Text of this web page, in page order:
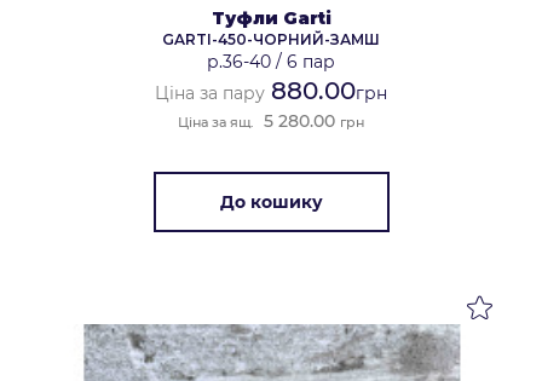
Туфли Garti
GARTI-450-ЧОРНИЙ-ЗАМШ
р.36-40 / 6 пар
Ціна за пару 880.00грн
Ціна за ящ. 5 280.00 грн
До кошику